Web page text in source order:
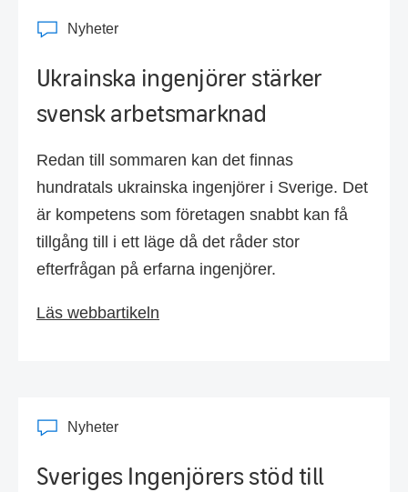
Nyheter
Ukrainska ingenjörer stärker
svensk arbetsmarknad
Redan till sommaren kan det finnas
hundratals ukrainska ingenjörer i Sverige. Det
är kompetens som företagen snabbt kan få
tillgång till i ett läge då det råder stor
efterfrågan på erfarna ingenjörer.
Läs webbartikeln
Nyheter
Sveriges Ingenjörers stöd till